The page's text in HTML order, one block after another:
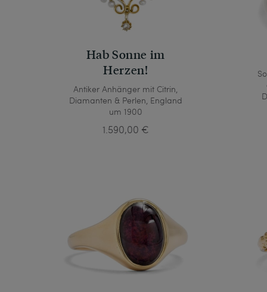
Hab Sonne im
Herzen!
Antiker Anhänger mit Citrin,
Diamanten & Perlen, England
um 1900
1.590,00 €